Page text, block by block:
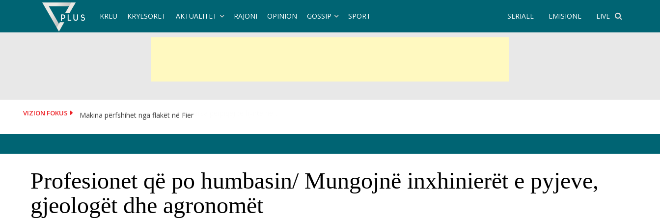
KREU KRYESORET AKTUALITET RAJONI OPINION GOSSIP SPORT LIVE
EMISIONE
SERIALE
VIZION FOKUS Makina përfshihet nga flakët në Fier
Profesionet që po humbasin/ Mungojnë inxhinierët e pyjeve,
gjeologët dhe agronomët